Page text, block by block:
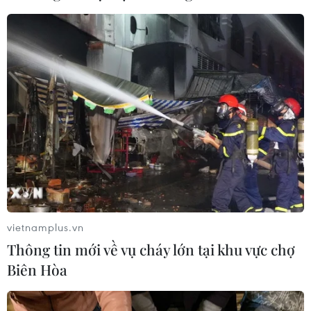
động ngược
05/08/2026 04:58
EU tuyên bố vượt qua “phép thử” an
ninh biên giới sau khủng hoảng
Ceuta
05/08/2026 00:37
Nga và Ukraine tiếp tục tấn
công qua lại, thương vong không
ngừng gia tăng
04/08/2026 15:54
Pháp ghi nhận tháng 7 nóng nhất
trong lịch sử
vietnamplus.vn
Thông tin mới về vụ cháy lớn tại khu vực chợ
Biên Hòa